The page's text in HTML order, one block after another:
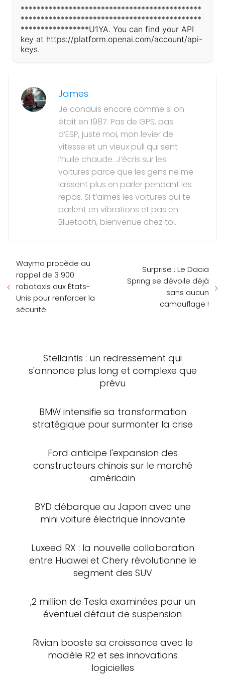
*********************************************
*********************************************
*****************U1YA. You can find your API
key at https://platform.openai.com/account/api-
keys.
James
Je conduis encore comme si on
était en 1987. Pas de GPS, pas
d’ESP, juste moi, mon levier de
vitesse et un vieux pull qui sent
l’huile chaude. J’écris sur les
voitures parce que les gens ne me
laissent plus en parler pendant les
repas. Si t’aimes les voitures qui te
parlent en vibrations et pas en
Bluetooth, bienvenue chez toi.
Waymo procède au
rappel de 3 900
robotaxis aux États-
Unis pour renforcer la
sécurité
Surprise : Le Dacia
Spring se dévoile déjà
sans aucun
camouflage !
Stellantis : un redressement qui
s'annonce plus long et complexe que
prévu
BMW intensifie sa transformation
stratégique pour surmonter la crise
Ford anticipe l'expansion des
constructeurs chinois sur le marché
américain
BYD débarque au Japon avec une
mini voiture électrique innovante
Luxeed RX : la nouvelle collaboration
entre Huawei et Chery révolutionne le
segment des SUV
,2 million de Tesla examinées pour un
éventuel défaut de suspension
Rivian booste sa croissance avec le
modèle R2 et ses innovations
logicielles